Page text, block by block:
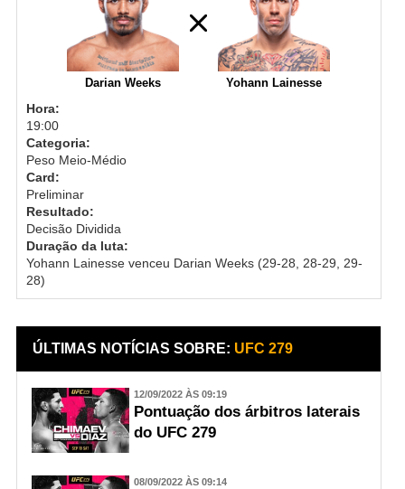
Darian Weeks Yohann Lainesse
Hora:
19:00
Categoria:
Peso Meio-Médio
Card:
Preliminar
Resultado:
Decisão Dividida
Duração da luta:
Yohann Lainesse venceu Darian Weeks (29-28, 28-29, 29-
28)
ÚLTIMAS NOTÍCIAS SOBRE: UFC 279
12/09/2022 ÀS 09:19
Pontuação dos árbitros laterais
do UFC 279
08/09/2022 ÀS 09:14